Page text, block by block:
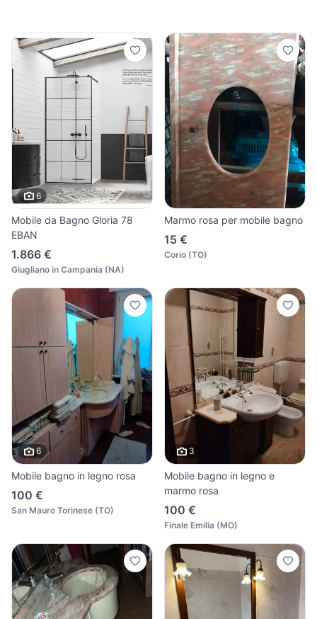
6
Mobile da Bagno Gloria 78
EBAN
1.866 €
Giugliano in Campania (NA)
Marmo rosa per mobile bagno
15 €
Corio (TO)
6
Mobile bagno in legno rosa
100 €
San Mauro Torinese (TO)
3
Mobile bagno in legno e
marmo rosa
100 €
Finale Emilia (MO)